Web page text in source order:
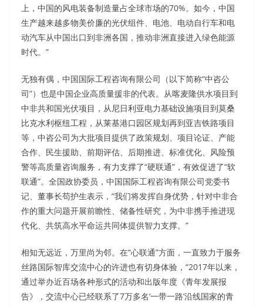
上，中国的风电装备制造量占全球市场的70%。如今，中国
生产越来越多物美价廉的光伏组件、电池、电动自行车和电
动汽车从中国出口到非洲各国，推动非洲直接进入绿色能源
时代。”
无独有偶，中国国际工程咨询有限公司（以下简称“中咨公
司”）也是中国企业高质量援非的代表。从喀麦隆供水项目到
中非共和国光伏项目，从尼日利亚电力基础设施项目到莫桑
比克水利枢纽工程，从莱基港口园区规划再到亚吉铁路项目
等，中咨公司为大批项目提供了政策规划、项目论证、产能
合作、民生援助、前期评估、后期推进、标准优化、风险预
警等高质量咨询服务，有力支撑了“硬联通”，有效促进了“软
联通”。全国政协委员，中国国际工程咨询有限公司党委书
记、董事长苟护生表示，“我们将发挥自身优势，针对中非合
作的重大问题开展前瞻性、储备性研究，为中非携手推进现
代化、共筑高水平命运共同体提供智力支撑。”
相知无远近，万里尚为邻。在“心联通”方面，一直致力于服务
丝路国际智库交流中心的许进也有切身体验，“2017年以来，
通过举办近百场各种形式的活动和出版年度《青年发展报
告》，交流中心已经联系了7万多名‘一带一路’沿线国家的青